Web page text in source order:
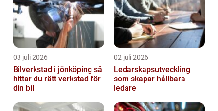
03 juli 2026
Bilverkstad i jönköping så
hittar du rätt verkstad för
din bil
02 juli 2026
Ledarskapsutveckling
som skapar hållbara
ledare